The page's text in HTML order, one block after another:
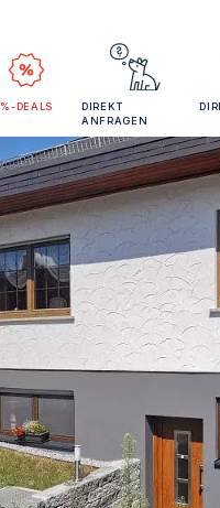
%-DEALS
DIREKT
ANFRAGEN